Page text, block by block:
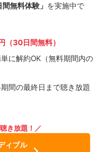
間無料体験」 を実施中で
（30日間無料）
に解約OK（無料期間内の
間の最終日まで聴き放題
き放題！／
ィブル